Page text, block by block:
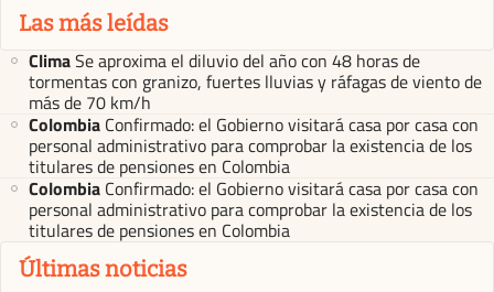
Las más leídas
ClimaSe aproxima el diluvio del año con 48 horas de
tormentas con granizo, fuertes lluvias y ráfagas de viento de
más de 70 km/h
Colombia Confirmado: el Gobierno visitará casa por casa con
personal administrativo para comprobar la existencia de los
titulares de pensiones en Colombia
Colombia Confirmado: el Gobierno visitará casa por casa con
personal administrativo para comprobar la existencia de los
titulares de pensiones en Colombia
Últimas noticias